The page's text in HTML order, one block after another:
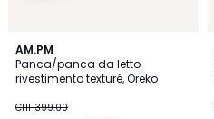
AM.PM
Panca/panca da letto
rivestimento texturé, Oreko
CHF 399.00
4.4
/ 5
2
Colori